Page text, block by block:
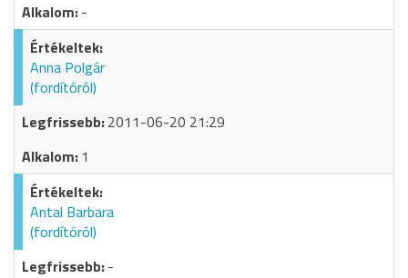
-
Anna Polgár
(fordítóról)
2011-06-20 21:29
1
Antal Barbara
(fordítóról)
-